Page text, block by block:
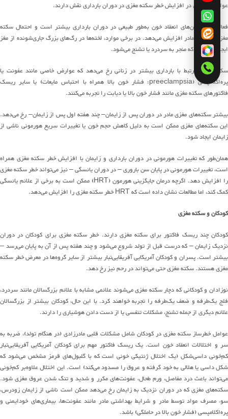
عوامل متعددی در افزایش خطر سکته مغزی در دوران بارداری نقش دارند.
فعالیتپروتئینهای انعقاد خون بهطور طبیعی در دوران بارداری بیشتر است و احتمال سکته
مغزی را برای مادر افزایشمیدهد.در برخی موارد،لختههادررگهایبزرگجاری‌شونده ازمغز
ایجاد میشوند که منجر به سردرد یا تشنجمیشود.
سکته مغزی مرتبط با بارداری بیشتر در زنانی رخ میدهد که عوارض خاصی مانند عفونت یا
پرهاکلامپسی (preeclampsia: فشار خون بالا همراه با احتباس مایعات) یا سایر ریسک
فاکتورهایسکته مغزی مانند فشار خون بالا یا دیابت را تجربهمیکنند.
بیشترسکتههایمغزی مادر در دوران پس از زایمان–چند هفته اول پس از زایمان–رخمیدهد.
اینسکتههای مغزی ممکن است به دلیل کاهش حجم خون یا تغییرات سریع هورمونی ناشی از
زایمان ایجاد شود.
همانطور که تغییرات هورمونی در دوران بارداری و زایمان با افزایش خطر سکته مغزی همراه
است، تغییرات هورمونی در پایان سن باروری–در دوران یائسگی–نیزمیتواندخطر سکته مغزی
را افزایش دهد. اگرچه درمان جایگزینی هورمون(HRT)
ممکن است به برخی از علائم یائسگی
کمک کند، اما مطالعات نشان داده است کهHRTخطر سکته مغزی را افزایشمیدهد.
کودکان و سکته مغزی
کودکان چندریسک فاکتور برایسکته مغزی دارند. خطر سکته مغزی برای کودکان در دوران
نزدیک زایمان–که درست قبل از تولد شروعمیشود و چند هفته پس از آن به پایانمیرسد–
بیشتر است.پسران و کودکان آمریکاییآفریقاییتباربیشتر از سایرگروههادر معرض خطر سکته
مغزی هستند.سکته مغزی حتیمیتوانددر رحمنیزرخ دهد.
نوزادان و کودکانی که دچار سکته مغزیمیشوندعلائمی مشابهباعلائم بزرگسالان مانند سردرد،
فلج یک‌طرفهو ضعفیک‌طرفه را تجربه خواهند کرد.با این حال، کودکان بیشتر از بزرگسالان
علائم دیگری از جمله تشنج، مشکلات تنفسی یا از دست دادن هوشیاریرادارند.
عوامل خطرساز سکته مغزی در کودکان شامل مشکلات قلبی مادرزادی(در هنگام تولد)، ضربه به
سر و اختلالات انعقاد خون است. یکریسک فاکتور مهم برای کودکان آمریکاییآفریقاییتبار
کمخونی داسیشکل (یک اختلال ژنتیکی خونیاست که باگلبولهای قرمز مشخصمیشود که
شکلداسییا هلالی به خود گرفته و عروق را مسدودمیکند) است. این اختلالعلاوهبرکمخونی
میتواندباعث درد مفاصل، ورم طحال،عفونتهایمکرر و شدید و تنگ شدن عروق مغزی شود.
سکتههایمغزی که در دوران نزدیک به زایمانرخمیدهدممکن است ناشی از زایمان زودرس،
سوء مصرف مواد توسطمادر و شرایط بهداشتی مادر مانندعفونتها،بیماریهای خودایمنی و
پرهاکلامپسی(فشار خون بالا در حاملگی)باشد.